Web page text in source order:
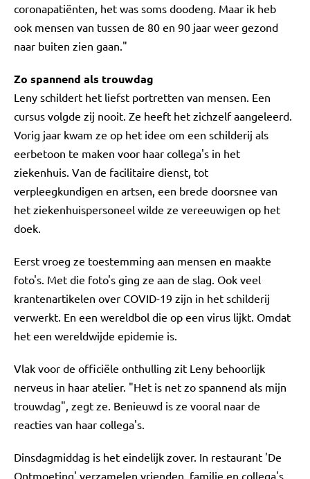
coronapatiënten, het was soms doodeng. Maar ik heb
ook mensen van tussen de 80 en 90 jaar weer gezond
naar buiten zien gaan."
Zo spannend als trouwdag
Leny schildert het liefst portretten van mensen. Een
cursus volgde zij nooit. Ze heeft het zichzelf aangeleerd.
Vorig jaar kwam ze op het idee om een schilderij als
eerbetoon te maken voor haar collega's in het
ziekenhuis. Van de facilitaire dienst, tot
verpleegkundigen en artsen, een brede doorsnee van
het ziekenhuispersoneel wilde ze vereeuwigen op het
doek.
Eerst vroeg ze toestemming aan mensen en maakte
foto's. Met die foto's ging ze aan de slag. Ook veel
krantenartikelen over COVID-19 zijn in het schilderij
verwerkt. En een wereldbol die op een virus lijkt. Omdat
het een wereldwijde epidemie is.
Vlak voor de officiële onthulling zit Leny behoorlijk
nerveus in haar atelier. "Het is net zo spannend als mijn
trouwdag", zegt ze. Benieuwd is ze vooral naar de
reacties van haar collega's.
Dinsdagmiddag is het eindelijk zover. In restaurant 'De
Ontmoeting' verzamelen vrienden, familie en collega's